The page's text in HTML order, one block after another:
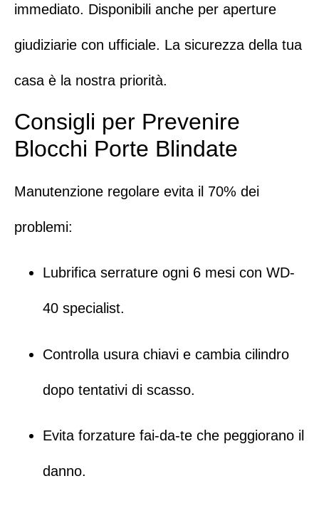
immediato. Disponibili anche per aperture
giudiziarie con ufficiale. La sicurezza della tua
casa è la nostra priorità.
Consigli per Prevenire
Blocchi Porte Blindate
Manutenzione regolare evita il 70% dei
problemi:
Lubrifica serrature ogni 6 mesi con WD-
40 specialist.
Controlla usura chiavi e cambia cilindro
dopo tentativi di scasso.
Evita forzature fai-da-te che peggiorano il
danno.